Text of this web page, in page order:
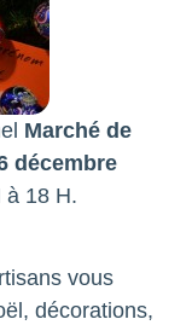
Marché de
décembre
à 18 H.
vous
décorations,